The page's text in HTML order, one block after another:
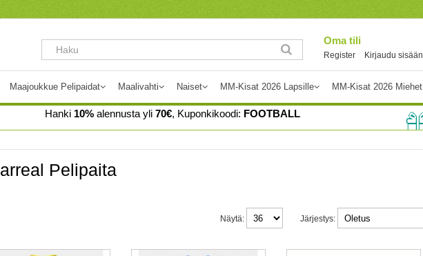
Oma tili
Register Kirjaudu sisään
Maajoukkue Pelipaidat Maalivahti Naiset MM-Kisat 2026 Lapsille MM-Kisat 2026 Miehet
Hanki 10% alennusta yli 70€, Kuponkikoodi: FOOTBALL
Pelipaita
Järjestys:
Näytä: